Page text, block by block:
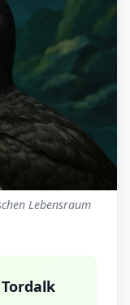
Lebensraum
Tordalk